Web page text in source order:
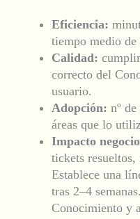
Eficiencia:
tiempo medio de
Calidad:
correcto del
usuario.
Adopción: nº
áreas que lo
Impacto
tickets resueltos,
Establece una
tras 2–4
Conocimiento y